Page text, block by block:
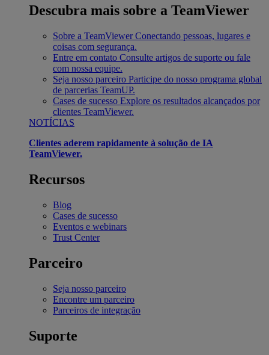
Descubra mais sobre a TeamViewer
Sobre a TeamViewer Conectando pessoas, lugares e
coisas com segurança.
Entre em contato Consulte artigos de suporte ou fale
com nossa equipe.
Seja nosso parceiro Participe do nosso programa global
de parcerias TeamUP.
Cases de sucesso Explore os resultados alcançados por
clientes TeamViewer.
NOTÍCIAS
Clientes aderem rapidamente à solução de IA
TeamViewer.
Recursos
Blog
Cases de sucesso
Eventos e webinars
Trust Center
Parceiro
Seja nosso parceiro
Encontre um parceiro
Parceiros de integração
Suporte